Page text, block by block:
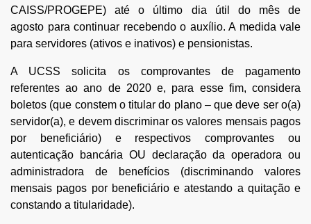
CAISS/PROGEPE) até o último dia útil do mês de
agosto para continuar recebendo o auxílio. A medida vale
para servidores (ativos e inativos) e pensionistas.
A UCSS solicita os comprovantes de pagamento
referentes ao ano de 2020 e, para esse fim, considera
boletos (que constem o titular do plano – que deve ser o(a)
servidor(a), e devem discriminar os valores mensais pagos
por beneficiário) e respectivos comprovantes ou
autenticação bancária OU declaração da operadora ou
administradora de benefícios (discriminando valores
mensais pagos por beneficiário e atestando a quitação e
constando a titularidade).